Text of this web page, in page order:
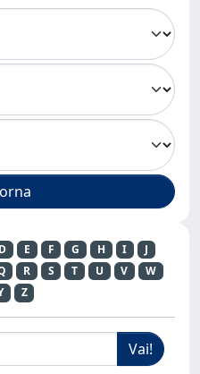
D E F G H I
J
R S T U V
W
Z